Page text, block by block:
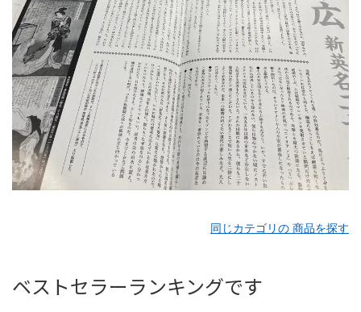
同じカテゴリの 商品を探す
ベストセラーランキングです